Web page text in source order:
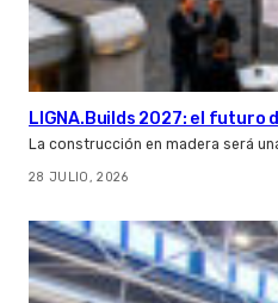
LIGNA.Builds 2027: el futuro
La construcción en madera será
28 JULIO, 2026